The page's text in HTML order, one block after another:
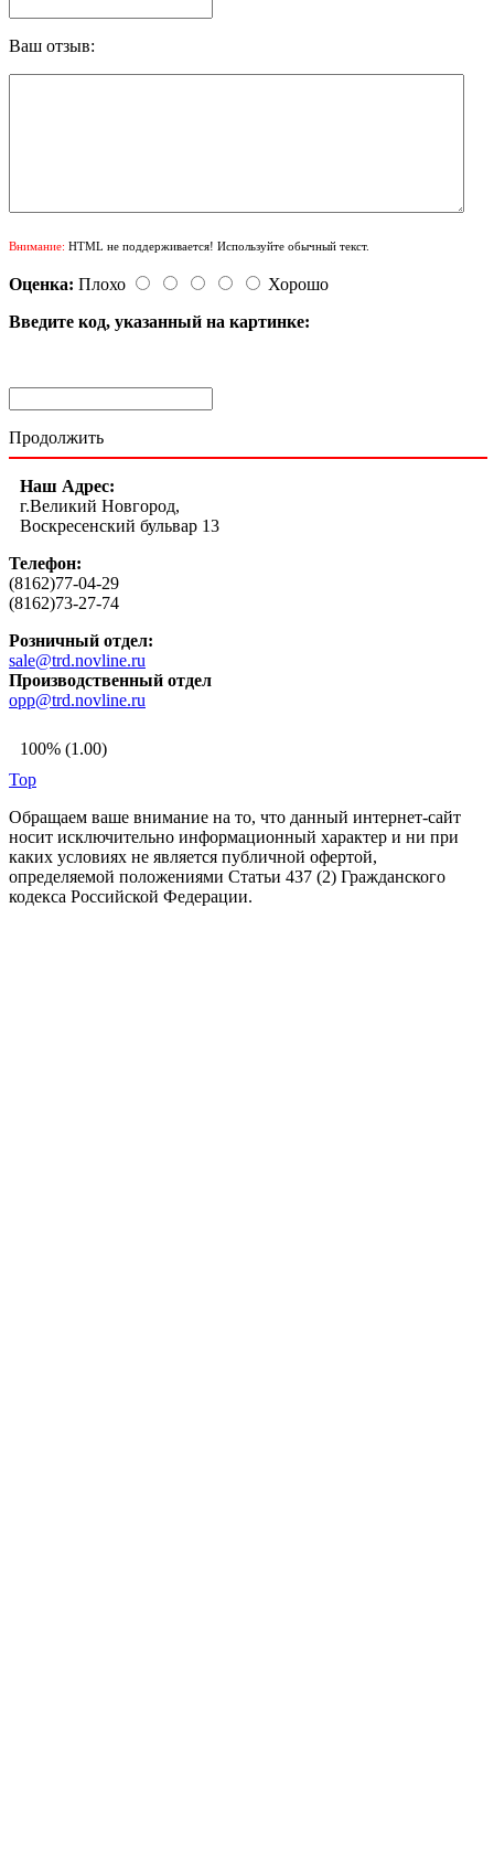
Ваш отзыв:
Внимание: HTML не поддерживается! Используйте обычный текст.
Оценка: Плохо
Хорошо
Введите код, указанный на картинке:
Продолжить
Наш Адрес:
г.Великий Новгород,
Воскресенский бульвар 13
Телефон:
(8162)77-04-29
(8162)73-27-74
Розничный отдел:
sale@trd.novline.ru
Производственный отдел
opp@trd.novline.ru
100% (1.00)
Top
Обращаем ваше внимание на то, что данный интернет-сайт
носит исключительно информационный характер и ни при
каких условиях не является публичной офертой,
определяемой положениями Статьи 437 (2) Гражданского
кодекса Российской Федерации.